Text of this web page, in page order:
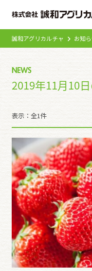
誠和アグリカルチャ お知
NEWS
2019年11月10
表示：全1件